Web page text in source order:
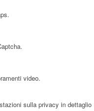
video.
sulla privacy in dettaglio